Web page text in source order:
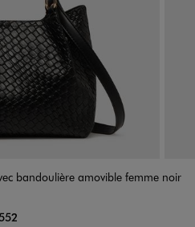
bandoulière amovible femme noir